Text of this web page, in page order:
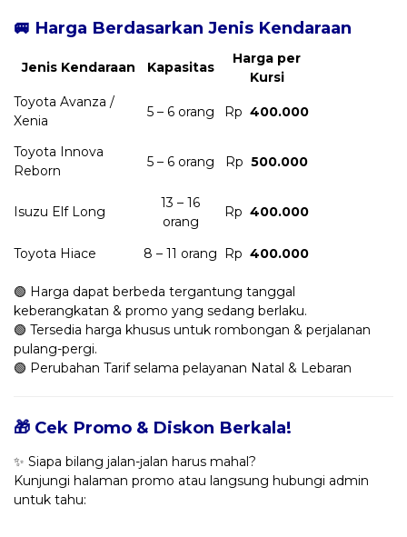
🚐 Harga Berdasarkan Jenis Kendaraan
Jenis Kendaraan Kapasitas
Harga per
Kursi
Toyota Avanza /
Xenia
5 – 6 orang Rp 400.000
Toyota Innova
Reborn
5 – 6 orang Rp 500.000
Isuzu Elf Long
13 – 16
orang
Rp 400.000
Toyota Hiace 8 – 11 orang Rp 400.000
🟢 Harga dapat berbeda tergantung tanggal
keberangkatan & promo yang sedang berlaku.
🟢 Tersedia harga khusus untuk rombongan & perjalanan
pulang-pergi.
🟢 Perubahan Tarif selama pelayanan Natal & Lebaran
🎁 Cek Promo & Diskon Berkala!
✨ Siapa bilang jalan-jalan harus mahal?
Kunjungi halaman promo atau langsung hubungi admin
untuk tahu: